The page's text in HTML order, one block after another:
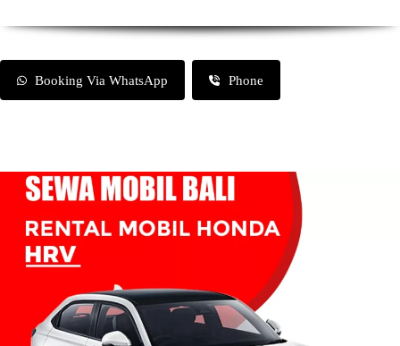
Booking Via WhatsApp Phone